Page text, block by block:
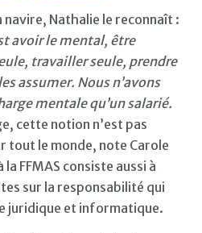
navire, Nathalie le reconnaît :
avoir le mental, être
travailler seule, prendre
assumer. Nous n’avons
mentale qu’un salarié.
cette notion n’est pas
tout le monde, note Carole
FFMAS consiste aussi à
sur la responsabilité qui
juridique et informatique.